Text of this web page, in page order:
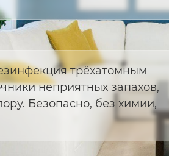
трёхатомным
неприятных запахов,
Безопасно, без химии,